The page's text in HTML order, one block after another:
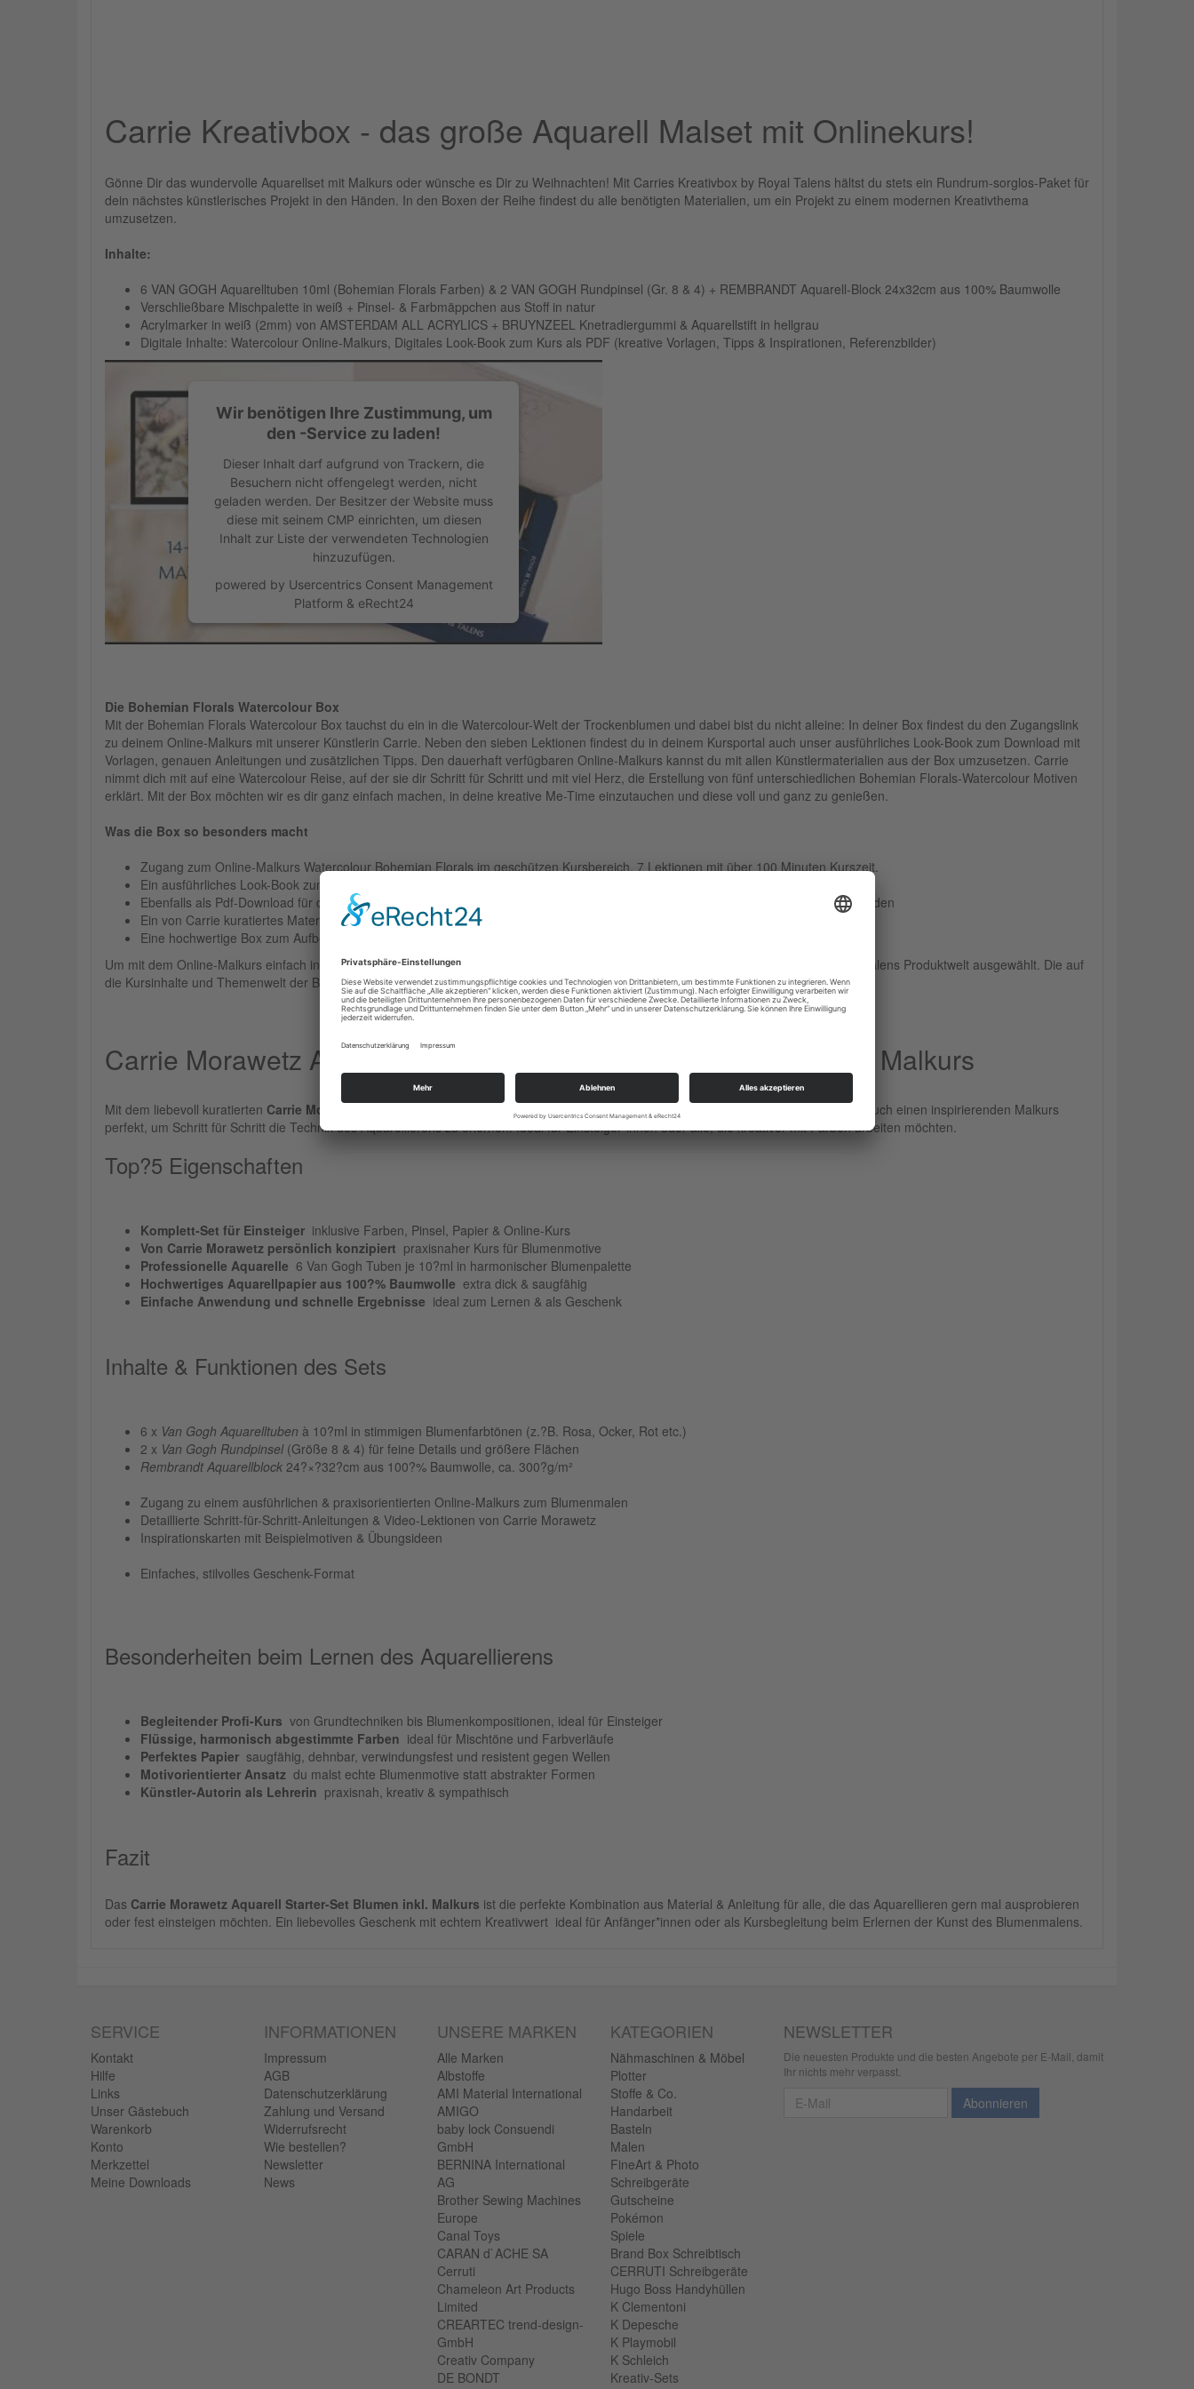
Carrie Kreativbox - das große Aquarell Malset mit Onlinekurs!
Gönne Dir das wundervolle Aquarellset mit Malkurs oder wünsche es Dir zu Weihnachten! Mit Carries Kreativbox by Royal Talens hältst du stets ein Rundrum-sorglos-Paket für
dein nächstes künstlerisches Projekt in den Händen. In den Boxen der Reihe findest du alle benötigten Materialien, um ein Projekt zu einem modernen Kreativthema
umzusetzen.
Inhalte:
6 VAN GOGH Aquarelltuben 10ml (Bohemian Florals Farben) & 2 VAN GOGH Rundpinsel (Gr. 8 & 4) + REMBRANDT Aquarell-Block 24x32cm aus 100% Baumwolle
Verschließbare Mischpalette in weiß + Pinsel- & Farbmäppchen aus Stoff in natur
Acrylmarker in weiß (2mm) von AMSTERDAM ALL ACRYLICS + BRUYNZEEL Knetradiergummi & Aquarellstift in hellgrau
Digitale Inhalte: Watercolour Online-Malkurs, Digitales Look-Book zum Kurs als PDF (kreative Vorlagen, Tipps & Inspirationen, Referenzbilder)
Wir benötigen Ihre Zustimmung, um
den -Service zu laden!
Dieser Inhalt darf aufgrund von Trackern, die
Besuchern nicht offengelegt werden, nicht
geladen werden. Der Besitzer der Website muss
diese mit seinem CMP einrichten, um diesen
Inhalt zur Liste der verwendeten Technologien
hinzuzufügen.
powered by Usercentrics Consent Management
Platform & eRecht24
Die Bohemian Florals Watercolour Box
Mit der Bohemian Florals Watercolour Box tauchst du ein in die Watercolour-Welt der Trockenblumen und dabei bist du nicht alleine: In deiner Box findest du den Zugangslink
zu deinem Online-Malkurs mit unserer Künstlerin Carrie. Neben den sieben Lektionen findest du in deinem Kursportal auch unser ausführliches Look-Book zum Download mit
Vorlagen, genauen Anleitungen und zusätzlichen Tipps. Den dauerhaft verfügbaren Online-Malkurs kannst du mit allen Künstlermaterialien aus der Box umzusetzen. Carrie
nimmt dich mit auf eine Watercolour Reise, auf der sie dir Schritt für Schritt und mit viel Herz, die Erstellung von fünf unterschiedlichen Bohemian Florals-Watercolour Motiven
erklärt. Mit der Box möchten wir es dir ganz einfach machen, in deine kreative Me-Time einzutauchen und diese voll und ganz zu genießen.
Was die Box so besonders macht
Zugang zum Online-Malkurs Watercolour Bohemian Florals im geschützen Kursbereich. 7 Lektionen mit über 100 Minuten Kurszeit.
Ein ausführliches Look-Book zum Kurs als Download mit Motivvorlagen, Farbangaben, Tipps & Tricks von Carrie
Ebenfalls als Pdf-Download für dich vorbereitet: Weitere Inspirations- und Fotoreferenzen, um über den Kurs hinaus kreativ zu werden
Ein von Carrie kuratiertes Materialset mit insgesamt 14 Teilen
Eine hochwertige Box zum Aufbewahren deiner Werke & Materialien oder auch perfekt als Geschenkidee
Um mit dem Online-Malkurs einfach in die Boho-Welt eintauchen zu können, hat Carrie hochwertige Künstlermaterialien aus der Royal Talens Produktwelt ausgewählt. Die auf
die Kursinhalte und Themenwelt der Boho-Florals abgestimmten Produkte findest du in deiner Carrie's Kreativbox.
Carrie Morawetz Aquarell Starter-Set Blumen inkl. ausführlichem Malkurs
Mit dem liebevoll kuratierten Carrie Morawetz Aquarell Starter-Set Blumen erhältst du nicht nur hochwertige Malmaterialien, sondern auch einen inspirierenden Malkurs 
perfekt, um Schritt für Schritt die Technik des Aquarellierens zu erlernen. Ideal für Einsteiger*innen oder alle, die kreativer mit Farben arbeiten möchten.
Top?5 Eigenschaften
Komplett-Set für Einsteiger  inklusive Farben, Pinsel, Papier & Online-Kurs
Von Carrie Morawetz persönlich konzipiert  praxisnaher Kurs für Blumenmotive
Professionelle Aquarelle  6 Van Gogh Tuben je 10?ml in harmonischer Blumenpalette
Hochwertiges Aquarellpapier aus 100?% Baumwolle  extra dick & saugfähig
Einfache Anwendung und schnelle Ergebnisse  ideal zum Lernen & als Geschenk
Inhalte & Funktionen des Sets
6 x Van Gogh Aquarelltuben à 10?ml in stimmigen Blumenfarbtönen (z.?B. Rosa, Ocker, Rot etc.)
2 x Van Gogh Rundpinsel(Größe 8 & 4) für feine Details und größere Flächen
Rembrandt Aquarellblock 24?×?32?cm aus 100?% Baumwolle, ca. 300?g/m²
Zugang zu einem ausführlichen & praxisorientierten Online-Malkurs zum Blumenmalen
Detaillierte Schritt-für-Schritt-Anleitungen & Video-Lektionen von Carrie Morawetz
Inspirationskarten mit Beispielmotiven & Übungsideen
Einfaches, stilvolles Geschenk-Format
Besonderheiten beim Lernen des Aquarellierens
Begleitender Profi-Kurs  von Grundtechniken bis Blumenkompositionen, ideal für Einsteiger
Flüssige, harmonisch abgestimmte Farben  ideal für Mischtöne und Farbverläufe
Perfektes Papier  saugfähig, dehnbar, verwindungsfest und resistent gegen Wellen
Motivorientierter Ansatz  du malst echte Blumenmotive statt abstrakter Formen
Künstler-Autorin als Lehrerin  praxisnah, kreativ & sympathisch
Fazit
Das Carrie Morawetz Aquarell Starter-Set Blumen inkl. Malkurs ist die perfekte Kombination aus Material & Anleitung für alle, die das Aquarellieren gern mal ausprobieren
oder fest einsteigen möchten. Ein liebevolles Geschenk mit echtem Kreativwert  ideal für Anfänger*innen oder als Kursbegleitung beim Erlernen der Kunst des Blumenmalens.
SERVICE
Kontakt
Hilfe
Links
Unser Gästebuch
Warenkorb
Konto
Merkzettel
Meine Downloads
INFORMATIONEN
Impressum
AGB
Datenschutzerklärung
Zahlung und Versand
Widerrufsrecht
Wie bestellen?
Newsletter
News
UNSERE MARKEN
Alle Marken
Albstoffe
AMI Material International
AMIGO
baby lock Consuendi
GmbH
BERNINA International
AG
Brother Sewing Machines
Europe
Canal Toys
CARAN d`ACHE SA
Cerruti
Chameleon Art Products
Limited
CREARTEC trend-design-
GmbH
Creativ Company
DE BONDT
KATEGORIEN
Nähmaschinen & Möbel
Plotter
Stoffe & Co.
Handarbeit
Basteln
Malen
FineArt & Photo
Schreibgeräte
Gutscheine
Pokémon
Spiele
Brand Box Schreibtisch
CERRUTI Schreibgeräte
Hugo Boss Handyhüllen
K Clementoni
K Depesche
K Playmobil
K Schleich
Kreativ-Sets
NEWSLETTER
Die neuesten Produkte und die besten Angebote per E-Mail, damit
Ihr nichts mehr verpasst.
Newsletter Abonnieren